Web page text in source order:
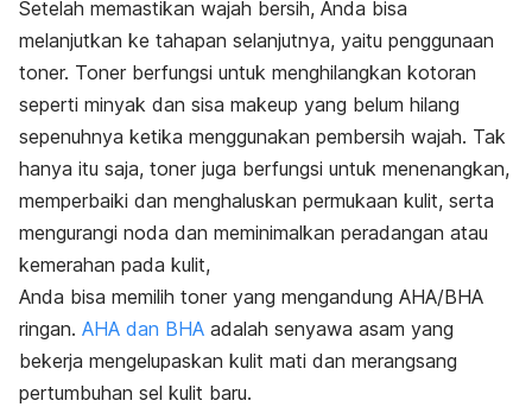
Setelah memastikan wajah bersih, Anda bisa
melanjutkan ke tahapan selanjutnya, yaitu penggunaan
toner. Toner berfungsi untuk menghilangkan kotoran
seperti minyak dan sisa makeup yang belum hilang
sepenuhnya ketika menggunakan pembersih wajah. Tak
hanya itu saja, toner juga berfungsi untuk menenangkan,
memperbaiki dan menghaluskan permukaan kulit, serta
mengurangi noda dan meminimalkan peradangan atau
kemerahan pada kulit,
Anda bisa memilih toner yang mengandung AHA/BHA
ringan. AHA dan BHA adalah senyawa asam yang
bekerja mengelupaskan kulit mati dan merangsang
pertumbuhan sel kulit baru.